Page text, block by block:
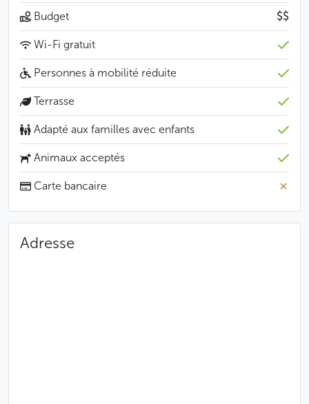
pas à faire un tour au Terapie lorsque des gnocchis
aux blancs de poulets et pruneaux ou du lapin à la
moutarde de Dijon sont au menu.
Moins
Budget $$
Wi-Fi gratuit
Personnes à mobilité réduite
Terrasse
Adapté aux familles avec enfants
Animaux acceptés
Carte bancaire
Adresse